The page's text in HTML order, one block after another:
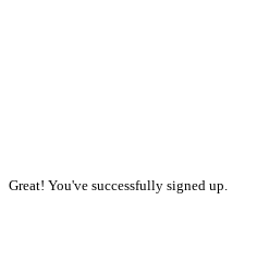
Great! You've successfully signed up.